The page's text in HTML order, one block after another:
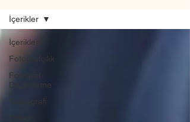
İçerikler
Fotoğrafçılık
Fotoğraf
Düzenleme
Videografi
İçerikler